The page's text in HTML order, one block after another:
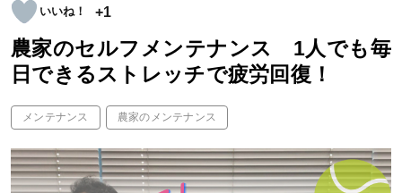
+1
農家のセルフメンテナンス 1人でも毎
日できるストレッチで疲労回復！
メンテナンス 農家のメンテナンス